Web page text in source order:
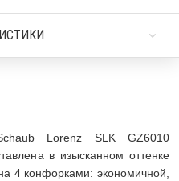
Lorenz SLK GZ6010
в изысканном оттенке
4 конфорками: экономичной,